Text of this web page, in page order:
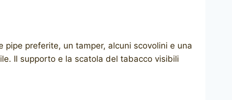
preferite, un tamper, alcuni scovolini e una
Il supporto e la scatola del tabacco visibili